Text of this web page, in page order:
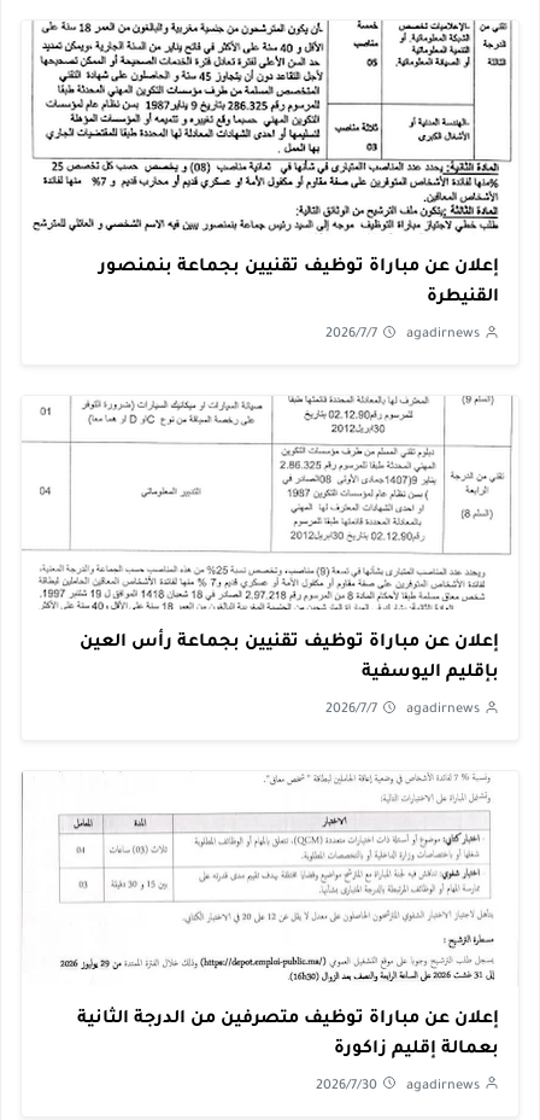
إعلان عن مباراة توظيف تقنيين بجماعة بنمنصور
القنيطرة
agadirnews
2026/7/7
إعلان عن مباراة توظيف تقنيين بجماعة رأس العين
بإقليم اليوسفية
agadirnews
2026/7/7
إعلان عن مباراة توظيف متصرفين من الدرجة الثانية
بعمالة إقليم زاكورة
agadirnews
2026/7/30